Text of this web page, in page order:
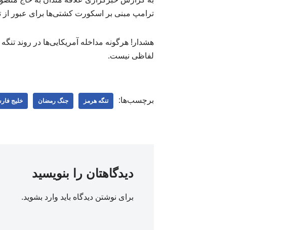
ترامپ مبنی بر اسکورت کشتی‌ها برای عبور
هشدار! هرگونه مداخله آمریکایی‌ها در روند
لفاظی نیست.
برچسب‌ها: تنگه هرمز جنگ رمضان خلیج
دیدگاهتان را بنویسید
برای نوشتن دیدگاه باید وارد بشوید.